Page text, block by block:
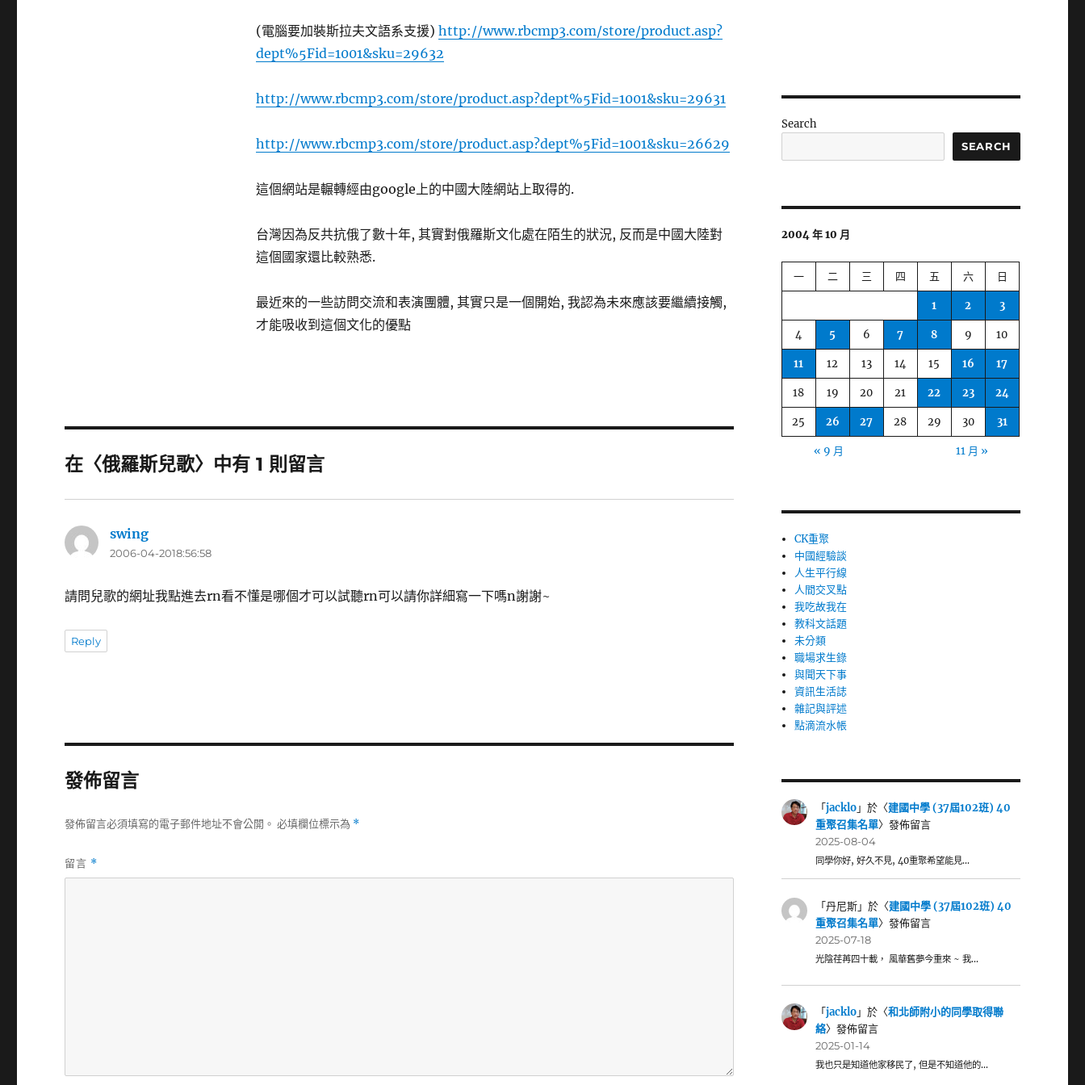
(電腦要加裝斯拉夫文語系支援) http://www.rbcmp3.com/store/product.asp?
dept%5Fid=1001&sku=29632
http://www.rbcmp3.com/store/product.asp?dept%5Fid=1001&sku=29631
http://www.rbcmp3.com/store/product.asp?dept%5Fid=1001&sku=26629
這個網站是輾轉經由google上的中國大陸網站上取得的.
台灣因為反共抗俄了數十年, 其實對俄羅斯文化處在陌生的狀況, 反而是中國大陸對
這個國家還比較熟悉.
最近來的一些訪問交流和表演團體, 其實只是一個開始, 我認為未來應該要繼續接觸,
才能吸收到這個文化的優點
在〈俄羅斯兒歌〉中有 1 則留言
swing
示:
2006-04-2018:56:58
請問兒歌的網址我點進去rn看不懂是哪個才可以試聽rn可以請你詳細寫一下嗎n謝謝~
Reply
發佈留言
發佈留言必須填寫的電子郵件地址不會公開。 必填欄位標示為 *
留言 *
Search
SEARCH
2004 年 10 月
一 二 三 四 五 六 日
1 2 3
4 5 6 7 8 9 10
11 12 13 14 15 16 17
18 19 20 21 22 23 24
25 26 27 28 29 30 31
« 9 月 11 月 »
CK重聚
中國經驗談
人生平行線
人間交叉點
我吃故我在
教科文話題
未分類
職場求生錄
與聞天下事
資訊生活誌
雜記與評述
點滴流水帳
「jacklo」於〈建國中學 (37屆102班) 40
重聚召集名單〉發佈留言
2025-08-04
同學你好, 好久不見, 40重聚希望能見…
「丹尼斯」於〈建國中學 (37屆102班) 40
重聚召集名單〉發佈留言
2025-07-18
光陰荏苒四十載， 風華舊夢今重來 ~ 我…
「jacklo」於〈和北師附小的同學取得聯
絡〉發佈留言
2025-01-14
我也只是知道他家移民了, 但是不知道他的…